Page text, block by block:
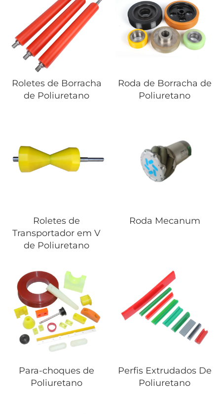
Roletes de Borracha
de Poliuretano
Roda de Borracha de
Poliuretano
Roletes de
Transportador em V
de Poliuretano
Roda Mecanum
Para-choques de
Poliuretano
Perfis Extrudados De
Poliuretano